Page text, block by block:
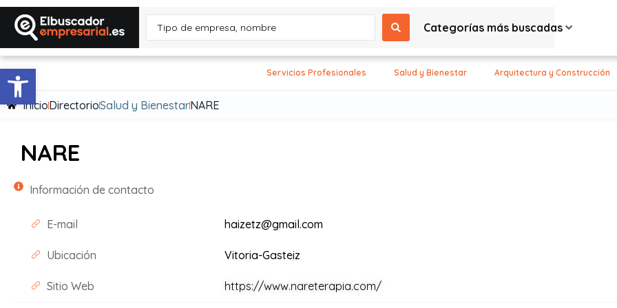
Abrir barra de herramientas
Categorías más buscadas
Servicios Profesionales Salud y Bienestar Arquitectura y Construcción
InicioDirectorioSalud y BienestarNARE
NARE
Información de contacto
E-mail haizetz@gmail.com
Ubicación Vitoria-Gasteiz
Sitio Web https://www.nareterapia.com/